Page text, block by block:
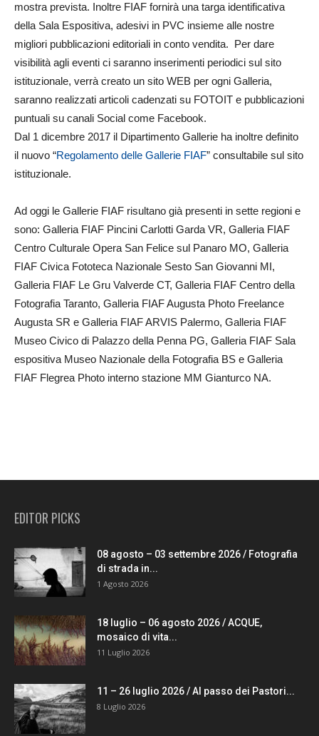
mostra prevista. Inoltre FIAF fornirà una targa identificativa
della Sala Espositiva, adesivi in PVC insieme alle nostre
migliori pubblicazioni editoriali in conto vendita. Per dare
visibilità agli eventi ci saranno inserimenti periodici sul sito
istituzionale, verrà creato un sito WEB per ogni Galleria,
saranno realizzati articoli cadenzati su FOTOIT e pubblicazioni
puntuali su canali Social come Facebook.
Dal 1 dicembre 2017 il Dipartimento Gallerie ha inoltre definito
il nuovo “Regolamento delle Gallerie FIAF” consultabile sul sito
istituzionale.
Ad oggi le Gallerie FIAF risultano già presenti in sette regioni e
sono: Galleria FIAF Pincini Carlotti Garda VR, Galleria FIAF
Centro Culturale Opera San Felice sul Panaro MO, Galleria
FIAF Civica Fototeca Nazionale Sesto San Giovanni MI,
Galleria FIAF Le Gru Valverde CT, Galleria FIAF Centro della
Fotografia Taranto, Galleria FIAF Augusta Photo Freelance
Augusta SR e Galleria FIAF ARVIS Palermo, Galleria FIAF
Museo Civico di Palazzo della Penna PG, Galleria FIAF Sala
espositiva Museo Nazionale della Fotografia BS e Galleria
FIAF Flegrea Photo interno stazione MM Gianturco NA.
EDITOR PICKS
08 agosto – 03 settembre 2026 / Fotografia
di strada in...
1 Agosto 2026
18 luglio – 06 agosto 2026 / ACQUE,
mosaico di vita...
11 Luglio 2026
11 – 26 luglio 2026 / Al passo dei Pastori...
8 Luglio 2026